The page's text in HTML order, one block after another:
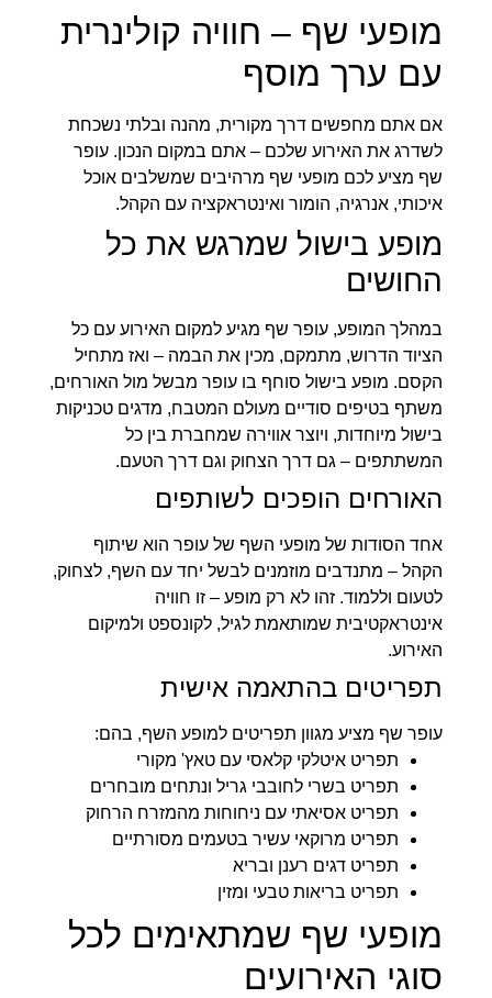
מופעי שף – חוויה קולינרית
עם ערך מוסף
אם אתם מחפשים דרך מקורית, מהנה ובלתי נשכחת
לשדרג את האירוע שלכם – אתם במקום הנכון. עופר
שף מציע לכם מופעי שף מרהיבים שמשלבים אוכל
איכותי, אנרגיה, הומור ואינטראקציה עם הקהל.
מופע בישול שמרגש את כל
החושים
במהלך המופע, עופר שף מגיע למקום האירוע עם כל
הציוד הדרוש, מתמקם, מכין את הבמה – ואז מתחיל
הקסם. מופע בישול סוחף בו עופר מבשל מול האורחים,
משתף בטיפים סודיים מעולם המטבח, מדגים טכניקות
בישול מיוחדות, ויוצר אווירה שמחברת בין כל
המשתתפים – גם דרך הצחוק וגם דרך הטעם.
האורחים הופכים לשותפים
אחד הסודות של מופעי השף של עופר הוא שיתוף
הקהל – מתנדבים מוזמנים לבשל יחד עם השף, לצחוק,
לטעום וללמוד. זהו לא רק מופע – זו חוויה
אינטראקטיבית שמותאמת לגיל, לקונספט ולמיקום
האירוע.
תפריטים בהתאמה אישית
עופר שף מציע מגוון תפריטים למופע השף, בהם:
תפריט איטלקי קלאסי עם טאץ' מקורי
תפריט בשרי לחובבי גריל ונתחים מובחרים
תפריט אסיאתי עם ניחוחות מהמזרח הרחוק
תפריט מרוקאי עשיר בטעמים מסורתיים
תפריט דגים רענן ובריא
תפריט בריאות טבעי ומזין
מופעי שף שמתאימים לכל
סוגי האירועים